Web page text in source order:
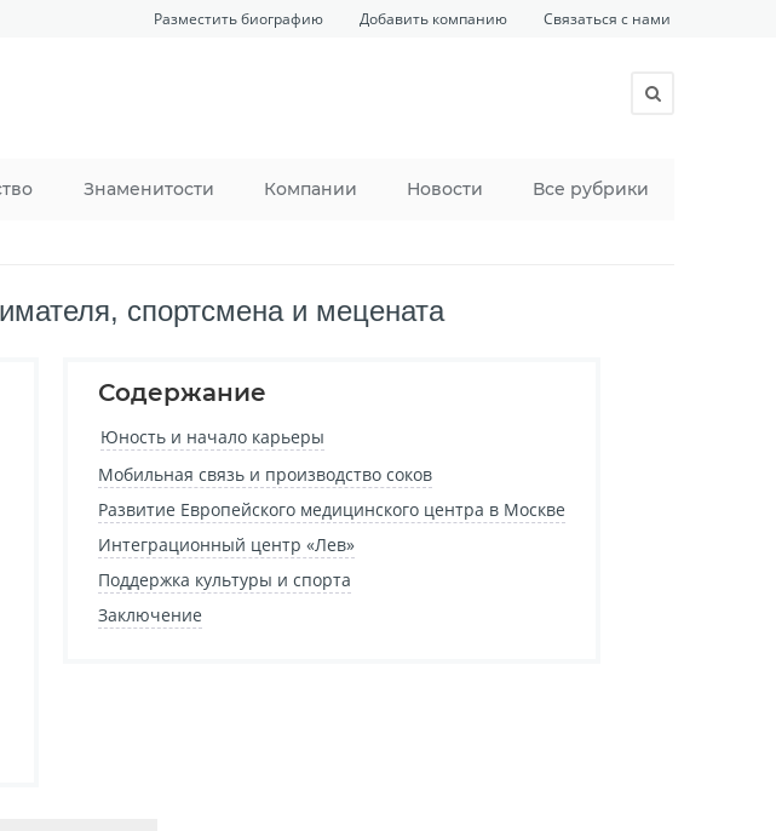
Разместить биографию Добавить компанию Связаться с нами
Знаменитости Компании Новости Все рубрики
спортсмена и мецената
Содержание
Юность и начало карьеры
Мобильная связь и производство соков
Развитие Европейского медицинского центра в Москве
Интеграционный центр «Лев»
Поддержка культуры и спорта
Заключение